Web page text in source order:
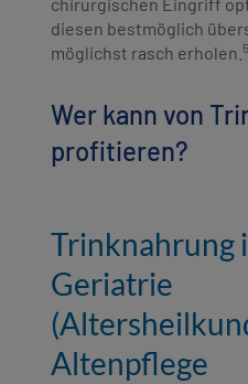
diesen bestmöglich
möglichst rasch erholen. 5
Wer kann von
profitieren?
Trinknahrung
Geriatrie
Altenpflege